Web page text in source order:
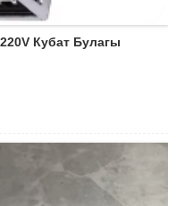
Кубат Булагы